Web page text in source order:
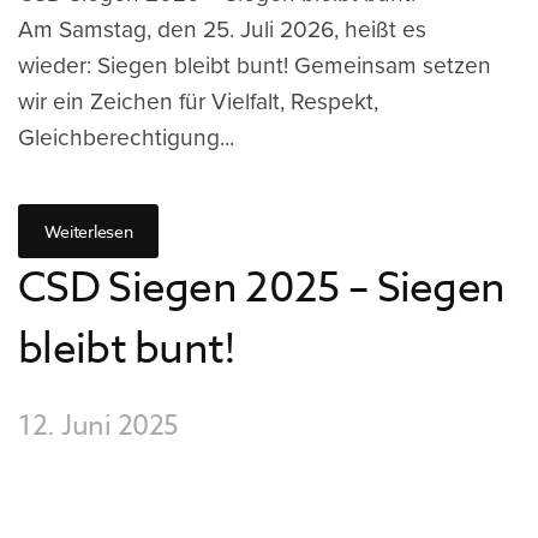
Am Samstag, den 25. Juli 2026, heißt es
wieder: Siegen bleibt bunt! Gemeinsam setzen
wir ein Zeichen für Vielfalt, Respekt,
Gleichberechtigung...
Weiterlesen
CSD Siegen 2025 – Siegen
bleibt bunt!
12. Juni 2025